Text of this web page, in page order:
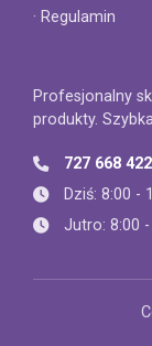
· Regulamin
Profesjonalny
produkty.
727 668 422
Dziś: 8:00 -
Jutro: 8:00 -